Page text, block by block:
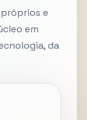
e
em
da